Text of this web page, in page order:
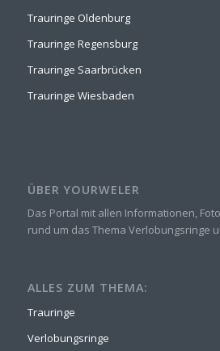
Trauringe Oldenburg
Trauringe Regensburg
Trauringe Saarbrücken
Trauringe Wiesbaden
ÜBER YOURWELER
Das Portal mit allen Informationen,
rund um das Thema Verlobungsringe
ALLES ZUM THEMA:
Trauringe
Verlobungsringe